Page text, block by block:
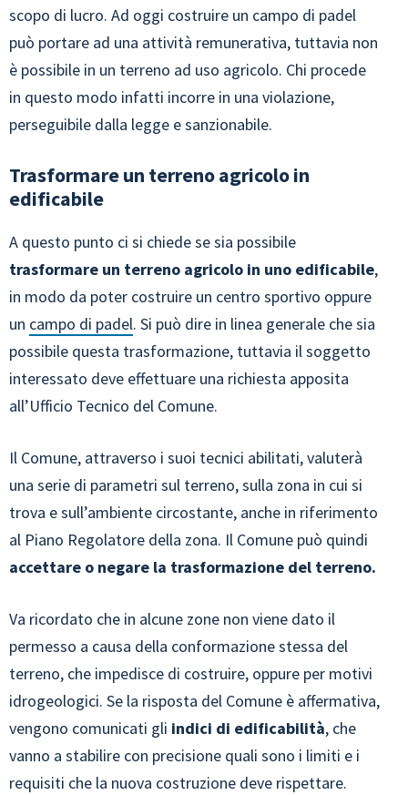
scopo di lucro. Ad oggi costruire un campo di padel
può portare ad una attività remunerativa, tuttavia non
è possibile in un terreno ad uso agricolo. Chi procede
in questo modo infatti incorre in una violazione,
perseguibile dalla legge e sanzionabile.
Trasformare un terreno agricolo in
edificabile
A questo punto ci si chiede se sia possibile
trasformare un terreno agricolo in uno edificabile,
in modo da poter costruire un centro sportivo oppure
un campo di padel. Si può dire in linea generale che sia
possibile questa trasformazione, tuttavia il soggetto
interessato deve effettuare una richiesta apposita
all’Ufficio Tecnico del Comune.
Il Comune, attraverso i suoi tecnici abilitati, valuterà
una serie di parametri sul terreno, sulla zona in cui si
trova e sull’ambiente circostante, anche in riferimento
al Piano Regolatore della zona. Il Comune può quindi
accettare o negare la trasformazione del terreno.
Va ricordato che in alcune zone non viene dato il
permesso a causa della conformazione stessa del
terreno, che impedisce di costruire, oppure per motivi
idrogeologici. Se la risposta del Comune è affermativa,
vengono comunicati gli indici di edificabilità, che
vanno a stabilire con precisione quali sono i limiti e i
requisiti che la nuova costruzione deve rispettare.